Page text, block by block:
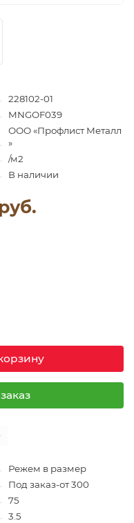
228102-01
MNGOF039
ООО «Профлист Металл
»
/м2
В наличии
Режем в размер
Под заказ-от 300
75
3.5